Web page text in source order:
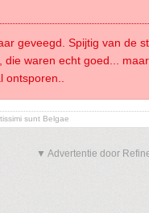
geveegd. Spijtig van de
die waren echt goed...
ontsporen..
sunt Belgae
▼ Advertentie door